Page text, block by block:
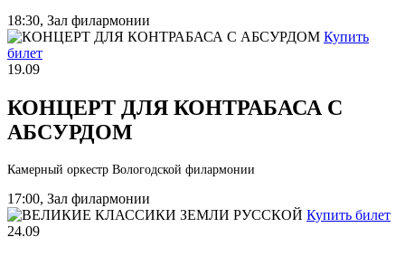
18:30, Зал филармонии
Купить
билет
19.09
КОНЦЕРТ ДЛЯ КОНТРАБАСА С
АБСУРДОМ
Камерный оркестр Вологодской филармонии
17:00, Зал филармонии
Купить билет
24.09